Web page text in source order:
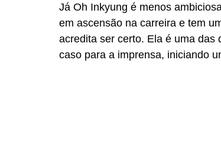
Já Oh Inkyung é menos
em ascensão na carreira e tem
acredita ser certo. Ela é uma das
caso para a imprensa, iniciando